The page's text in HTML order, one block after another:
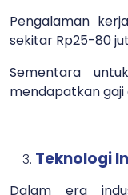
Pengalaman
sekitar Rp25-80
Sementara
mendapatkan gaji
Teknologi
Dalam era